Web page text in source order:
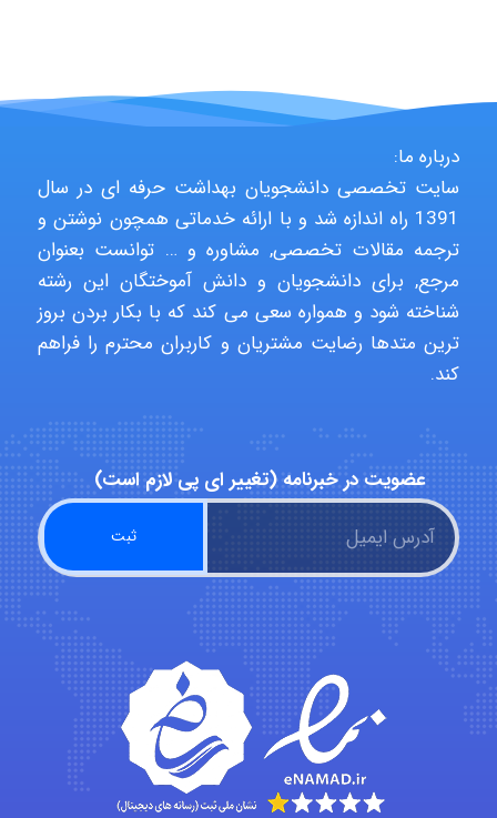
arman.m
Hasan haghparast
shbnm72
Minoo1375
Sara
ZAK
درباره ما:
سایت تخصصی دانشجویان بهداشت حرفه ای در سال
1391 راه اندازه شد و با ارائه خدماتی همچون نوشتن و
ترجمه مقالات تخصصی, مشاوره و … توانست بعنوان
مرجع, برای دانشجویان و دانش آموختگان این رشته
شناخته شود و همواره سعی می کند که با بکار بردن بروز
ترین متدها رضایت مشتریان و کاربران محترم را فراهم
کند.
عضویت در خبرنامه (تغییر ای پی لازم است)